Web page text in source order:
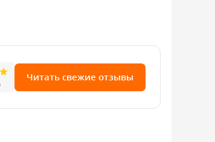
Читать свежие отзывы